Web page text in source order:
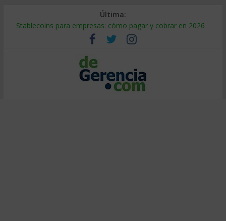
Última:
Stablecoins para empresas: cómo pagar y cobrar en 2026
Despido silencioso: qué es y por qué sale tan caro
IA en selección de personal: cómo auditarla a tiempo
Trabajo forzoso en la cadena de suministro: qué hacer
Mercado hispano de EE. UU.: cómo segmentarlo y venderle